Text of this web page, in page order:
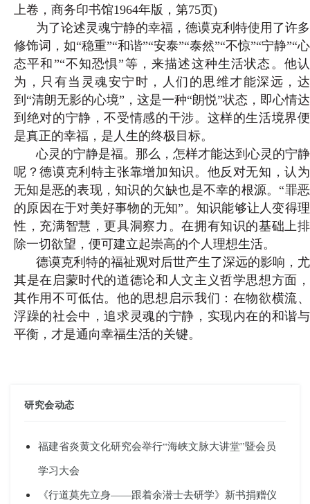
上卷，商务印书馆1964年版，第75页)
为了论述灵魂宁静的幸福，德谟克利特使用了许多
修饰词，如“稳重”“和谐”“安泰”“泰然”“不惊”“宁静”“心
态平和”“不知恐惧”等，来描述这种生活状态。他认
为，只有当灵魂安宁时，人们的思维才能深远，达
到“清朗无影的心境”，这是一种“朗悦”状态，即心情达
到绝对的宁静，不受情感的干涉。这样的生活境界便
是真正的幸福，是人生的终极目标。
心灵的宁静是福。那么，怎样才能达到心灵的宁静
呢？德谟克利特主张靠增加知识。他反对无知，认为
无知是恶的表现，知识的欠缺也是不幸的根源。“罪恶
的原因在于对美好事物的无知”。知识能够让人变得理
性，充满智慧，更具洞察力。在拥有知识的基础上排
除一切欲望，便可建立起崇高的个人理想生活。
德谟克利特的福祉观对后世产生了深远的影响，尤
其是在启蒙时代的道德论和人文主义哲学思想方面，
其作用不可低估。他的思想启示我们：在物欲横流、
浮躁的社会中，追求灵魂的宁静，实现内在的和谐与
平衡，才是通向幸福生活的关键。
研究会动态
福建省炎黄文化研究会举行“海峡文脉大讲堂”暨会员
学习大会
《行道莫先立身——跟着余潜士去研学》新书捐赠仪